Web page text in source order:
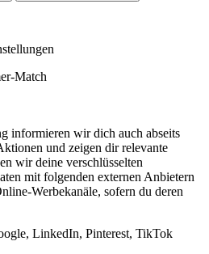
Match
informieren wir dich auch abseits
und zeigen dir relevante
wir deine verschlüsselten
mit folgenden externen Anbietern
Werbekanäle, sofern du deren
LinkedIn, Pinterest, TikTok